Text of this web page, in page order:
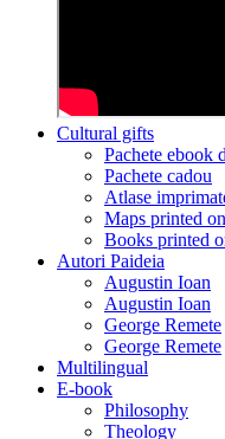
Cultural gifts
Pachete ebook
Pachete cadou
Atlase
Maps printed
Books printed
Autori Paideia
Augustin Ioan
Augustin Ioan
George Remete
George Remete
Multilingual
E-book
Philosophy
Theology